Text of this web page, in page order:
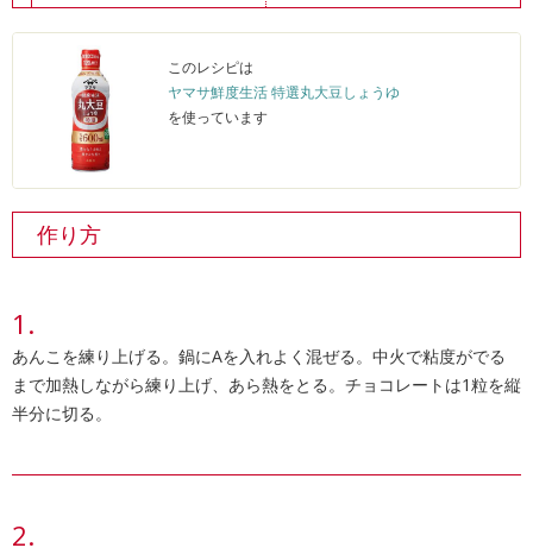
このレシピは
ヤマサ鮮度生活 特選丸大豆しょうゆ
を使っています
作り方
あんこを練り上げる。鍋にAを入れよく混ぜる。中火で粘度がでる
まで加熱しながら練り上げ、あら熱をとる。チョコレートは1粒を縦
半分に切る。